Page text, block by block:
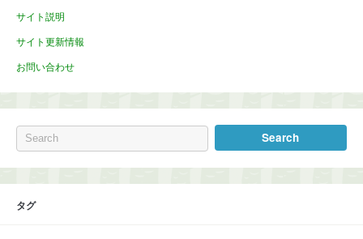
サイト説明
サイト更新情報
お問い合わせ
タグ